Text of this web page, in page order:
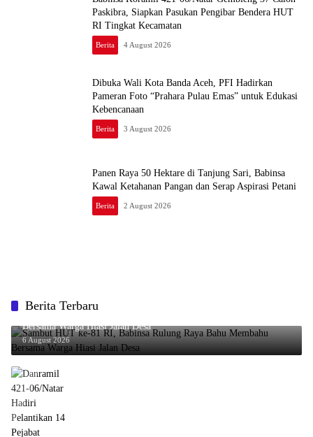
Paskibra, Siapkan Pasukan Pengibar Bendera HUT
RI Tingkat Kecamatan
Berita 4 August 2026
Dibuka Wali Kota Banda Aceh, PFI Hadirkan
Pameran Foto “Prahara Pulau Emas” untuk Edukasi
Kebencanaan
Berita 3 August 2026
Panen Raya 50 Hektare di Tanjung Sari, Babinsa
Kawal Ketahanan Pangan dan Serap Aspirasi Petani
Berita 2 August 2026
Berita Terbaru
Sambut HUT ke-81 RI, Babinsa Rulung Raya Bahu Membahu
Bersama Warga Hiasi Jalan Desa
6 August 2026